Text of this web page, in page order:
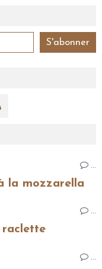
…
la mozzarella
…
raclette
…